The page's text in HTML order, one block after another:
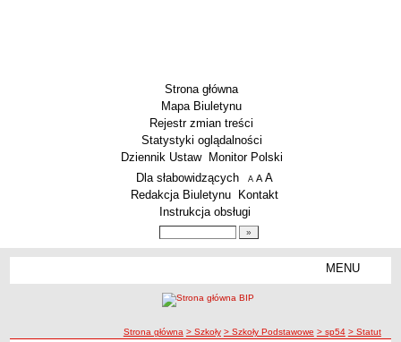
Strona główna
Mapa Biuletynu
Rejestr zmian treści
Statystyki oglądalności
Dziennik Ustaw
Monitor Polski
Menu dodatkowe
Dla słabowidzących A pomniejsz czcionkę
A standardowy rozmiar czcionki
A
Redakcja Biuletynu
Kontakt
Instrukcja obsługi
MENU
ścieżka nawigacji
Strona główna > Szkoły > Szkoły Podstawowe > sp54 > Statut